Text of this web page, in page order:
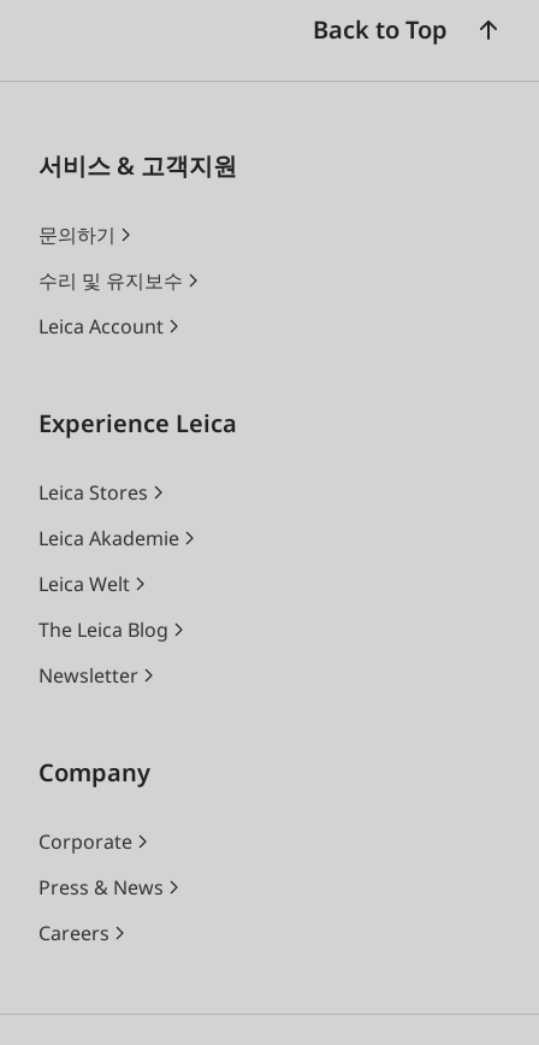
Back to Top
서비스 & 고객지원
문의하기
수리 및 유지보수
Leica Account
Experience Leica
Leica Stores
Leica Akademie
Leica Welt
The Leica Blog
Newsletter
Company
Corporate
Press & News
Careers